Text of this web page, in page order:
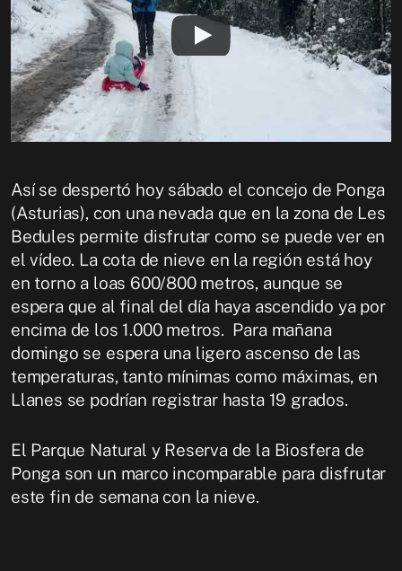
Así se despertó hoy sábado el concejo de Ponga
(Asturias), con una nevada que en la zona de Les
Bedules permite disfrutar como se puede ver en
el vídeo. La cota de nieve en la región está hoy
en torno a loas 600/800 metros, aunque se
espera que al final del día haya ascendido ya por
encima de los 1.000 metros. Para mañana
domingo se espera una ligero ascenso de las
temperaturas, tanto mínimas como máximas, en
Llanes se podrían registrar hasta 19 grados.
El Parque Natural y Reserva de la Biosfera de
Ponga son un marco incomparable para disfrutar
este fin de semana con la nieve.